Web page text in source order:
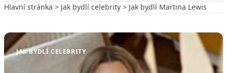
Hlavní stránka > Jak bydlí celebrity > Jak bydlí Martina Lewis
JAK BYDLÍ CELEBRITY